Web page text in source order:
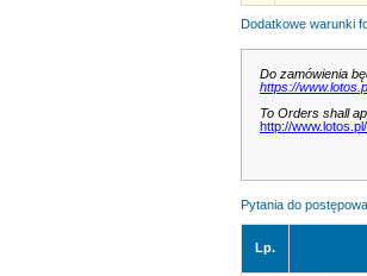
Dodatkowe warunki
Do zamówienia
https://
To Orders shall
http://
Pytania do
Lp.